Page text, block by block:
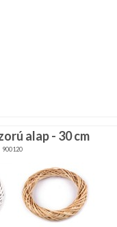
alap - 30 cm
900120